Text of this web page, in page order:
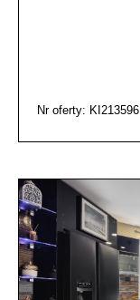
Nr oferty: KI213596